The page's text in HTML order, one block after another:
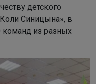
детского
Синицына», в
команд из разных